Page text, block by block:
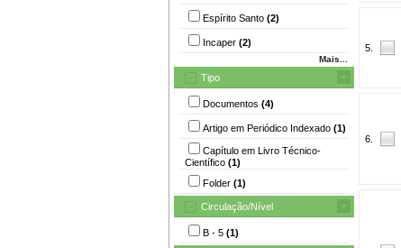
Espírito Santo (2)
Incaper (2)
Mais...
Tipo
Documentos (4)
Artigo em Periódico Indexado (1)
Capítulo em Livro Técnico-
Científico (1)
Folder (1)
Circulação/Nível
B - 5 (1)
5.
6.